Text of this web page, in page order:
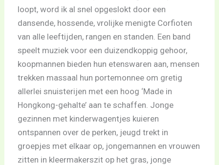
loopt, word ik al snel opgeslokt door een
dansende, hossende, vrolijke menigte Corfioten
van alle leeftijden, rangen en standen. Een band
speelt muziek voor een duizendkoppig gehoor,
koopmannen bieden hun etenswaren aan, mensen
trekken massaal hun portemonnee om gretig
allerlei snuisterijen met een hoog ‘Made in
Hongkong-gehalte’ aan te schaffen. Jonge
gezinnen met kinderwagentjes kuieren
ontspannen over de perken, jeugd trekt in
groepjes met elkaar op, jongemannen en vrouwen
zitten in kleermakerszit op het gras, jonge